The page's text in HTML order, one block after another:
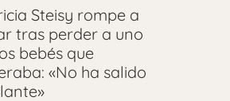
Steisy rompe a
tras perder a uno
bebés que
«No ha salido